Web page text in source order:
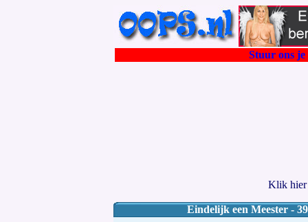
Stuur ons
Klik hier
Eindelijk een Meester -